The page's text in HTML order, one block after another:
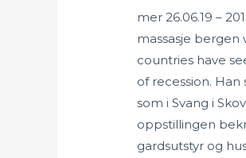
mer 26.06.19 –
massasje bergen
countries have
of recession.
som i Svang i
oppstillingen
gardsutstyr og